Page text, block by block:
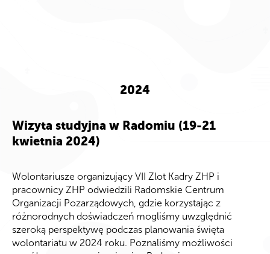
2024
Wizyta studyjna w Radomiu (19-21
kwietnia 2024)
Wolontariusze organizujący VII Zlot Kadry ZHP i
pracownicy ZHP odwiedzili Radomskie Centrum
Organizacji Pozarządowych, gdzie korzystając z
różnorodnych doświadczeń mogliśmy uwzględnić
szeroką perspektywę podczas planowania święta
wolontariatu w 2024 roku. Poznaliśmy możliwości